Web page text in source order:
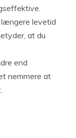
levetid
at du
end
nemmere at